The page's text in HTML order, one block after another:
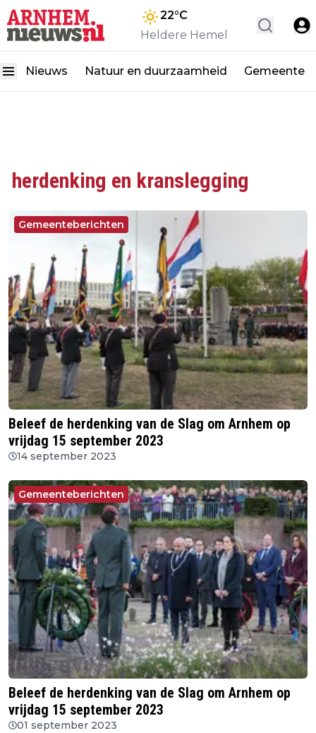
22°C
Heldere Hemel
Nieuws Natuur en duurzaamheid Gemeente
herdenking en kranslegging
Gemeenteberichten
Beleef de herdenking van de Slag om Arnhem op
vrijdag 15 september 2023
14 september 2023
Gemeenteberichten
Beleef de herdenking van de Slag om Arnhem op
vrijdag 15 september 2023
01 september 2023